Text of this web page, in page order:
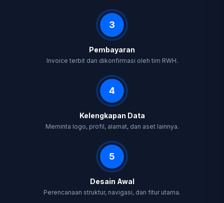
3
Pembayaran
Invoice terbit dan dikonfirmasi oleh tim RWH.
4
Kelengkapan Data
Meminta logo, profil, alamat, dan aset lainnya.
5
Desain Awal
Perencanaan struktur, navigasi, dan fitur utama.